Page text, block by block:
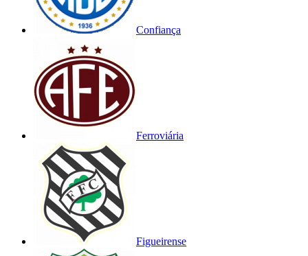
Confiança
Ferroviária
Figueirense